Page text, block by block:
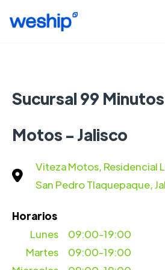
Sucursal 99
Motos - Jalisco
Viteza Motos, Residencial
San Pedro Tlaquepaque,
Horarios
09:00-19:00
Martes
Lunes
09:00-19:00